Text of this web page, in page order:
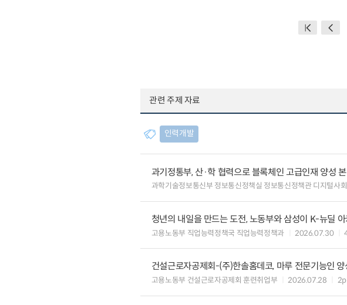
관련 주제 자료
인력개발
과기정통부, 산·학 협력으로 블록체인 고급인재 양성
과학기술정보통신부 정보통신정책실 정보통신정책관 디지털사
청년의 내일을 만드는 도전, 노동부와 삼성이 K-뉴딜
고용노동부 직업능력정책국 직업능력정책과 2026.07.30
건설근로자공제회-(주)한솔홈데코, 마루 전문기능인
고용노동부 건설근로자공제회 훈련취업부 2026.07.28 2p